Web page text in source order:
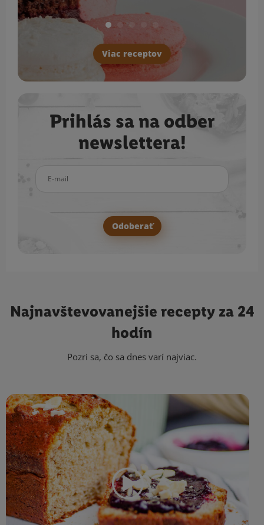
Viac receptov
Prihlás sa na odber
newslettera!
Odoberať
Najnavštevovanejšie recepty za 24
hodín
Pozri sa, čo sa dnes varí najviac.